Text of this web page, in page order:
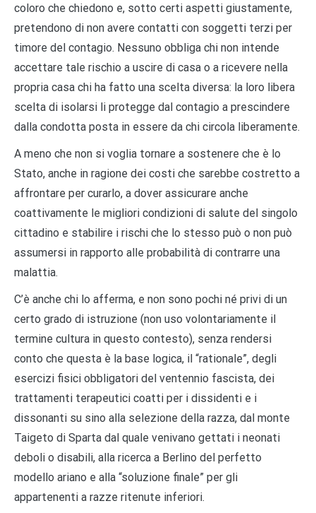
coloro che chiedono e, sotto certi aspetti giustamente,
pretendono di non avere contatti con soggetti terzi per
timore del contagio. Nessuno obbliga chi non intende
accettare tale rischio a uscire di casa o a ricevere nella
propria casa chi ha fatto una scelta diversa: la loro libera
scelta di isolarsi li protegge dal contagio a prescindere
dalla condotta posta in essere da chi circola liberamente.
A meno che non si voglia tornare a sostenere che è lo
Stato, anche in ragione dei costi che sarebbe costretto a
affrontare per curarlo, a dover assicurare anche
coattivamente le migliori condizioni di salute del singolo
cittadino e stabilire i rischi che lo stesso può o non può
assumersi in rapporto alle probabilità di contrarre una
malattia.
C’è anche chi lo afferma, e non sono pochi né privi di un
certo grado di istruzione (non uso volontariamente il
termine cultura in questo contesto), senza rendersi
conto che questa è la base logica, il “rationale”, degli
esercizi fisici obbligatori del ventennio fascista, dei
trattamenti terapeutici coatti per i dissidenti e i
dissonanti su sino alla selezione della razza, dal monte
Taigeto di Sparta dal quale venivano gettati i neonati
deboli o disabili, alla ricerca a Berlino del perfetto
modello ariano e alla “soluzione finale” per gli
appartenenti a razze ritenute inferiori.